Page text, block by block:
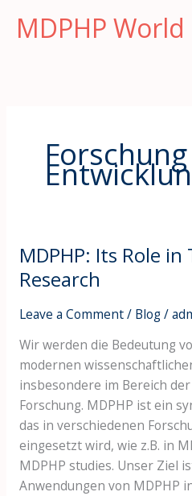
MDPHP World
MDPHP: Its Role in
Research
Leave a Comment/ Blog/
Wir werden die Bedeutung
modernen
insbesondere im Bereich
Forschung. MDPHP ist ein
das in verschiedenen
eingesetzt wird, wie z.B. in
MDPHP studies. Unser Ziel
Anwendungen von MDPHP
MDPHP:
Its
Role
in
Scientific
Research